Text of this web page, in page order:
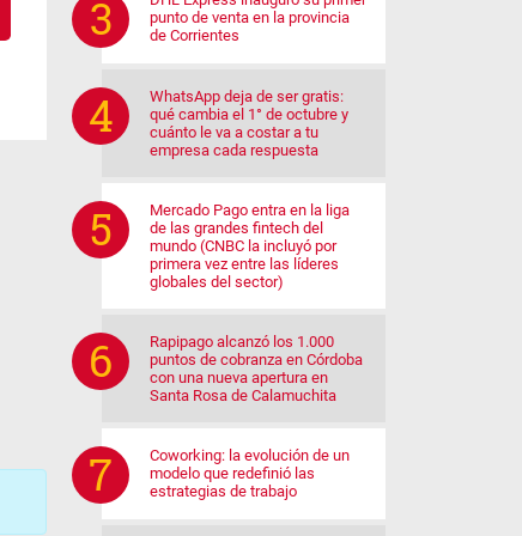
punto de venta en la provincia
de Corrientes
WhatsApp deja de ser gratis:
qué cambia el 1° de octubre y
cuánto le va a costar a tu
empresa cada respuesta
Mercado Pago entra en la liga
de las grandes fintech del
mundo (CNBC la incluyó por
primera vez entre las líderes
globales del sector)
Rapipago alcanzó los 1.000
puntos de cobranza en Córdoba
con una nueva apertura en
Santa Rosa de Calamuchita
Coworking: la evolución de un
modelo que redefinió las
estrategias de trabajo